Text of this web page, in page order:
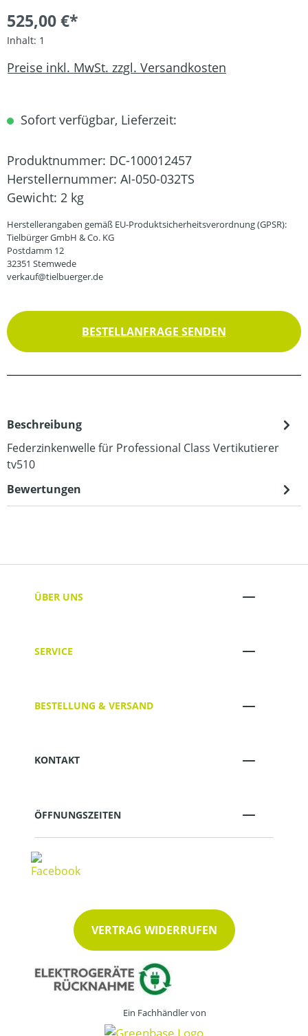
525,00 €*
Inhalt: 1
Preise inkl. MwSt. zzgl. Versandkosten
Sofort verfügbar, Lieferzeit:
Produktnummer: DC-100012457
Herstellernummer: AI-050-032TS
Gewicht: 2 kg
Herstellerangaben gemäß EU-Produktsicherheitsverordnung (GPSR):
Tielbürger GmbH & Co. KG
Postdamm 12
32351 Stemwede
verkauf@tielbuerger.de
BESTELLANFRAGE SENDEN
Beschreibung
Federzinkenwelle für Professional Class Vertikutierer
tv510
Bewertungen
ÜBER UNS
SERVICE
BESTELLUNG & VERSAND
KONTAKT
ÖFFNUNGSZEITEN
VERTRAG WIDERRUFEN
Ein Fachhändler von